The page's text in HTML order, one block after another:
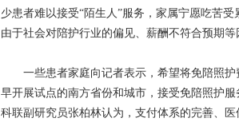
少患者难以接受“陌生人”服务，家属宁愿吃苦
由于社会对陪护行业的偏见、薪酬不符合预期等
一些患者家庭向记者表示，希望将免陪照护
早开展试点的南方省份和城市，接受免陪照护
科联副研究员张柏林认为，支付体系的完善、